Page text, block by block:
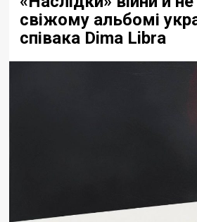
свіжому альбомі
співака Dima Libra